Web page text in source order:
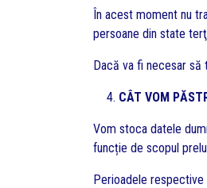
În acest moment nu
persoane din state
Dacă va fi necesar
CÂT VOM
Vom stoca datele
funcție de scopul
Perioadele